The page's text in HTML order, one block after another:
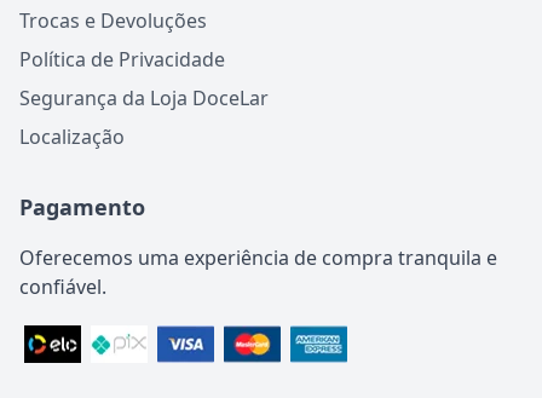
Trocas e Devoluções
Política de Privacidade
Segurança da Loja DoceLar
Localização
Pagamento
Oferecemos uma experiência de compra tranquila e
confiável.